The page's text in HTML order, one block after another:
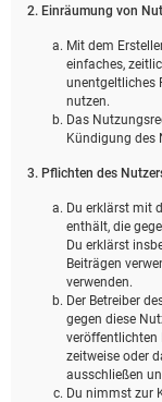
2. Einräumung von
Mit dem
einfaches,
unentgeltliches
nutzen.
Das
Kündigung des
3. Pflichten des
Du erklärst mit
enthält, die
Du erklärst
Beiträgen
verwenden.
Der Betreiber
gegen diese
veröffentlichten
zeitweise oder
ausschließen
Du nimmst zur